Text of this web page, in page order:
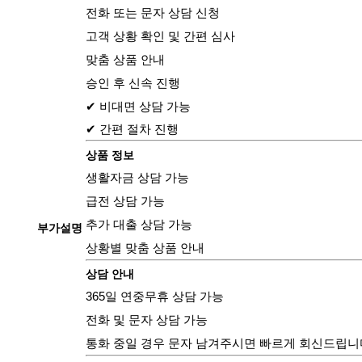
부가설명
전화 또는 문자 상담 신청
고객 상황 확인 및 간편 심사
맞춤 상품 안내
승인 후 신속 진행
✔ 비대면 상담 가능
✔ 간편 절차 진행
상품 정보
생활자금 상담 가능
급전 상담 가능
추가 대출 상담 가능
상황별 맞춤 상품 안내
상담 안내
365일 연중무휴 상담 가능
전화 및 문자 상담 가능
통화 중일 경우 문자 남겨주시면 빠르게 회신드립니